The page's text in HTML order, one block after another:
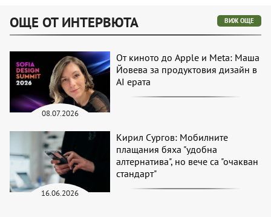
ОЩЕ ОТ ИНТЕРВЮТА ВИЖ ОЩЕ
08.07.2026
От киното до Apple и Meta: Маша
Йовева за продуктовия дизайн в
AI ерата
16.06.2026
Кирил Сургов: Мобилните
плащания бяха "удобна
алтернатива", но вече са "очакван
стандарт"